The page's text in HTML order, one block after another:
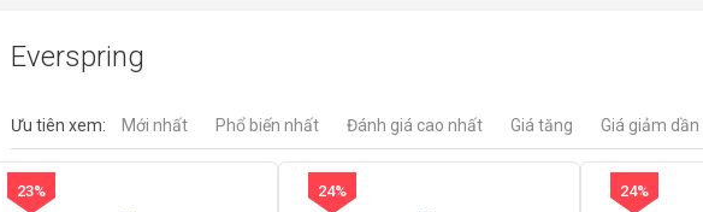
Everspring
Ưu tiên xem: Mới nhất Phổ biến nhất Đánh giá cao nhất Giá tăng Giá giảm dần
23% 24% 24%